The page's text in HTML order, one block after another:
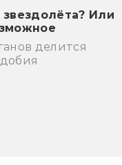
Или
делится